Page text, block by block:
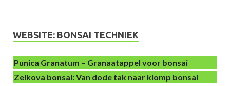
WEBSITE: BONSAI TECHNIEK
Punica Granatum – Granaatappel voor bonsai
Zelkova bonsai: Van dode tak naar klomp bonsai